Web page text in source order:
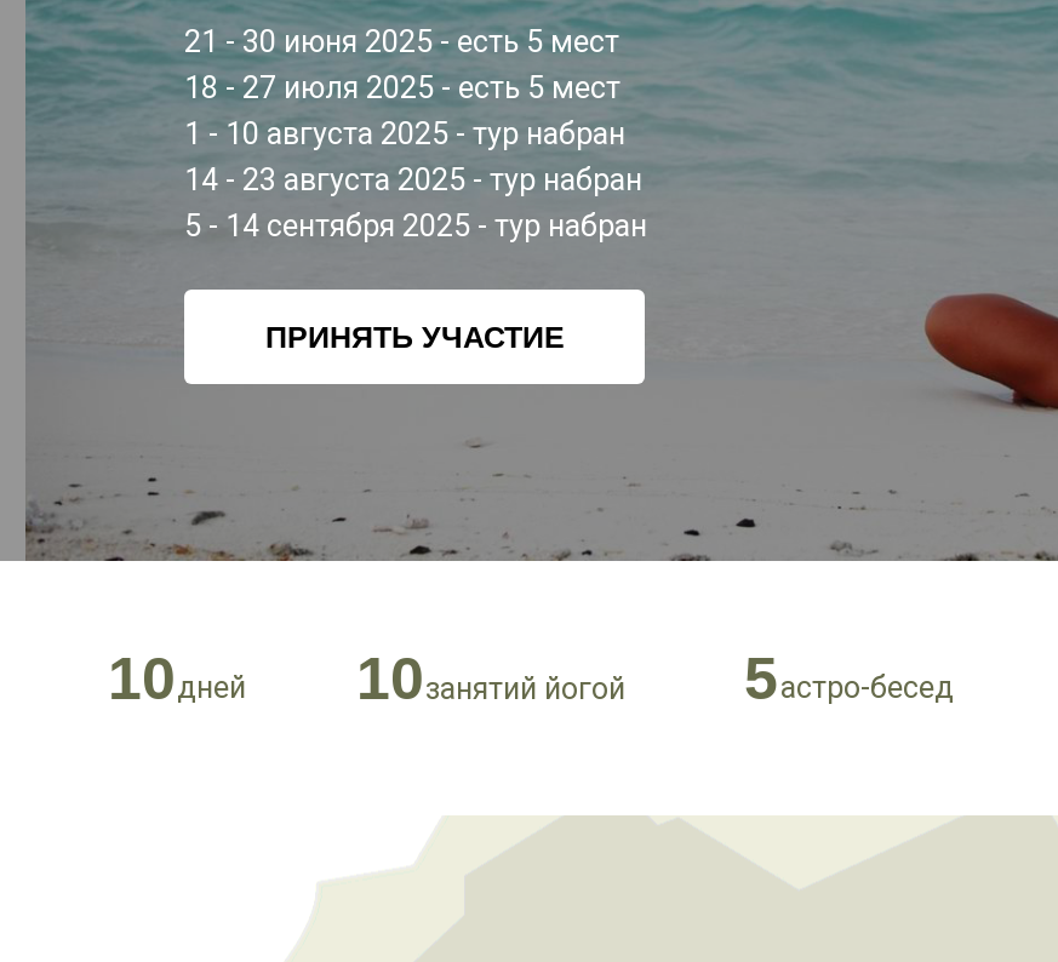
ПРИНЯТЬ УЧАСТИЕ
21 - 30 июня 2025 - есть 5 мест
18 - 27 июля 2025 - есть 5 мест
1 - 10 августа 2025 - тур набран
14 - 23 августа 2025 - тур набран
5 - 14 сентября 2025 - тур набран
10дней 10занятий йогой 5астро-бесед